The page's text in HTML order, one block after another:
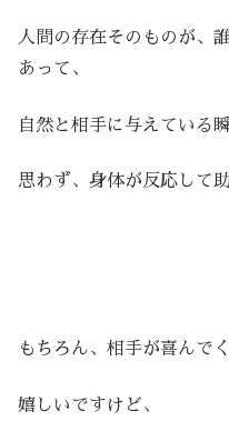
人間の存在そのものが、
あって、
自然と相手に与えている
思わず、身体が反応して
もちろん、相手が喜んで
嬉しいですけど、